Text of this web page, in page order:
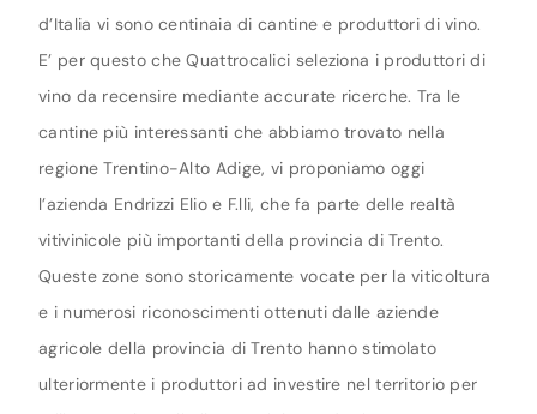
d’Italia vi sono centinaia di cantine e produttori di vino.
E’ per questo che Quattrocalici seleziona i produttori di
vino da recensire mediante accurate ricerche. Tra le
cantine più interessanti che abbiamo trovato nella
regione Trentino-Alto Adige, vi proponiamo oggi
l’azienda Endrizzi Elio e F.lli, che fa parte delle realtà
vitivinicole più importanti della provincia di Trento.
Queste zone sono storicamente vocate per la viticoltura
e i numerosi riconoscimenti ottenuti dalle aziende
agricole della provincia di Trento hanno stimolato
ulteriormente i produttori ad investire nel territorio per